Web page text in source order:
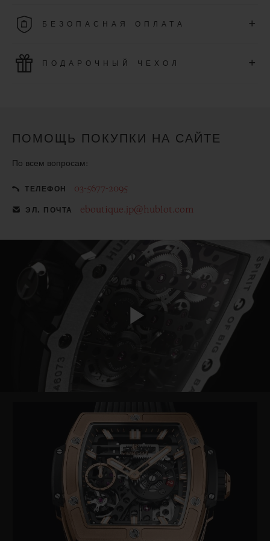
бесплатным возвратом.
БЕЗОПАСНАЯ ОПЛАТА +
онлайн-покупки осуществляются быстро, безопасно и
ПОДАРОЧНЫЙ ЧЕХОЛ +
ПОМОЩЬ ПОКУПКИ НА САЙТЕ
По всем вопросам:
ТЕЛЕФОН 03-5677-2095
ЭЛ. ПОЧТА eboutique.jp@hublot.com
Play
Video